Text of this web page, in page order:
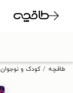
طاقچه کودک و نوجوان